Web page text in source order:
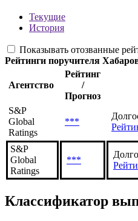
Текущие
История
Показывать отозванные
Рейтинги поручителя
Агентство
Рейтинг
/
Прогноз
S&P
Global
Ratings
***
S&P
Global
Ratings
***
Классификатор